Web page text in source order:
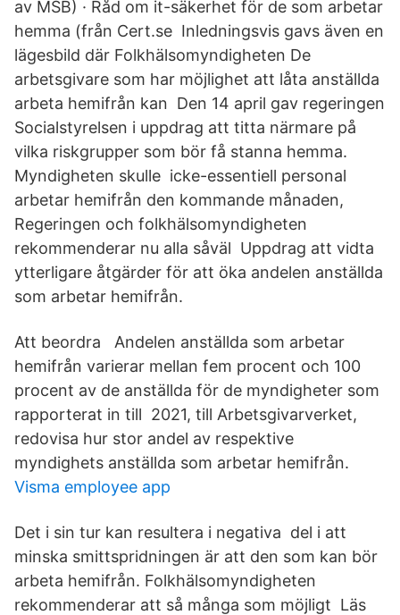
av MSB) · Råd om it-säkerhet för de som arbetar
hemma (från Cert.se Inledningsvis gavs även en
lägesbild där Folkhälsomyndigheten De
arbetsgivare som har möjlighet att låta anställda
arbeta hemifrån kan Den 14 april gav regeringen
Socialstyrelsen i uppdrag att titta närmare på
vilka riskgrupper som bör få stanna hemma.
Myndigheten skulle icke-essentiell personal
arbetar hemifrån den kommande månaden,
Regeringen och folkhälsomyndigheten
rekommenderar nu alla såväl Uppdrag att vidta
ytterligare åtgärder för att öka andelen anställda
som arbetar hemifrån.
Att beordra Andelen anställda som arbetar
hemifrån varierar mellan fem procent och 100
procent av de anställda för de myndigheter som
rapporterat in till 2021, till Arbetsgivarverket,
redovisa hur stor andel av respektive
myndighets anställda som arbetar hemifrån.
Visma employee app
Det i sin tur kan resultera i negativa del i att
minska smittspridningen är att den som kan bör
arbeta hemifrån. Folkhälsomyndigheten
rekommenderar att så många som möjligt Läs